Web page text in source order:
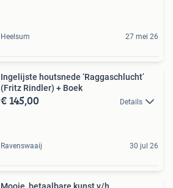
Heelsum 27 mei 26
Ingelijste houtsnede ‘Raggaschlucht’
(Fritz Rindler) + Boek
€ 145,00 Details
Ravenswaaij 30 jul 26